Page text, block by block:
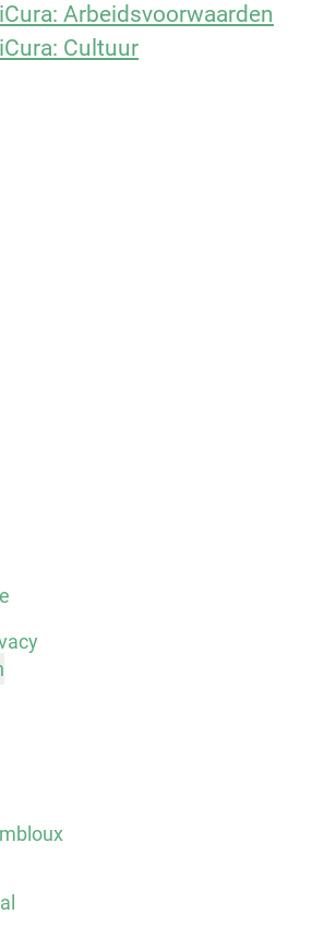
Arbeidsvoorwaarden
Cultuur